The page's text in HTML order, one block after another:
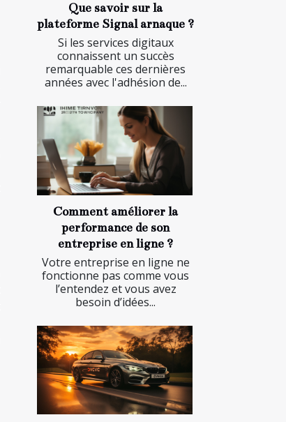
Que savoir sur la
plateforme Signal arnaque ?
Si les services digitaux
connaissent un succès
remarquable ces dernières
années avec l'adhésion de...
Comment améliorer la
performance de son
entreprise en ligne ?
Votre entreprise en ligne ne
fonctionne pas comme vous
l’entendez et vous avez
besoin d’idées...